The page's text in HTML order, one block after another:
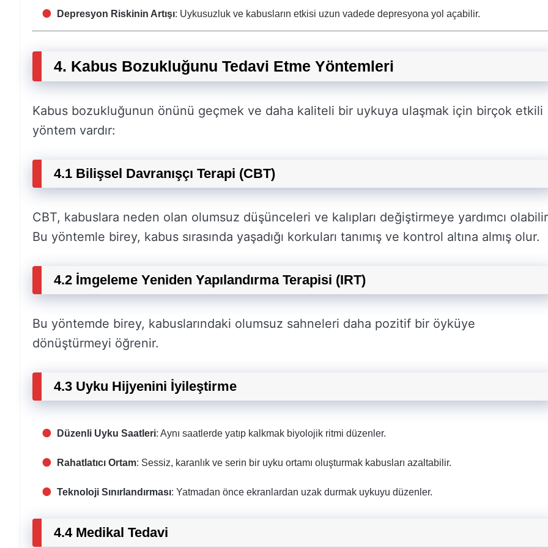
Depresyon Riskinin Artışı: Uykusuzluk ve kabusların etkisi uzun vadede depresyona yol açabilir.
4. Kabus Bozukluğunu Tedavi Etme Yöntemleri
Kabus bozukluğunun önünü geçmek ve daha kaliteli bir uykuya ulaşmak için birçok etkili
yöntem vardır:
4.1 Bilişsel Davranışçı Terapi (CBT)
CBT, kabuslara neden olan olumsuz düşünceleri ve kalıpları değiştirmeye yardımcı
Bu yöntemle birey, kabus sırasında yaşadığı korkuları tanımış ve kontrol altına almış olur.
4.2 İmgeleme Yeniden Yapılandırma Terapisi (IRT)
Bu yöntemde birey, kabuslarındaki olumsuz sahneleri daha pozitif bir öyküye
dönüştürmeyi öğrenir.
4.3 Uyku Hijyenini İyileştirme
Düzenli Uyku Saatleri: Aynı saatlerde yatıp kalkmak biyolojik ritmi düzenler.
Rahatlatıcı Ortam: Sessiz, karanlık ve serin bir uyku ortamı oluşturmak kabusları azaltabilir.
Teknoloji Sınırlandırması: Yatmadan önce ekranlardan uzak durmak uykuyu düzenler.
4.4 Medikal Tedavi